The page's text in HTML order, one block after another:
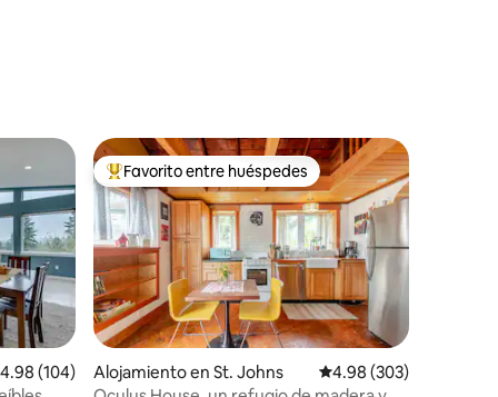
promedio: 4.98 de 5, 104 reseñas
4.98 (104)
Favorito entre huéspedes preferido
Favorito entre huéspedes
Alojamiento en St. Johns Calificación promedio:
4.98 (303)